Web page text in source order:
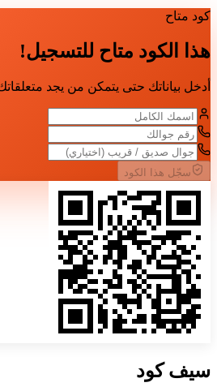
كود متاح
هذا الكود متاح للتسجيل!
أدخل بياناتك حتى يتمكن من يجد
سجّل هذا الكود
سيفكود